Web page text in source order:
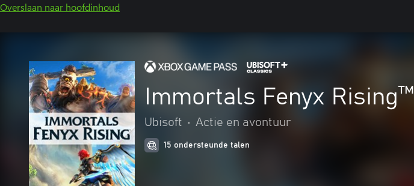
Overslaan naar hoofdinhoud
Immortals Fenyx Rising™
Ubisoft • Actie en avontuur
15 ondersteunde talen